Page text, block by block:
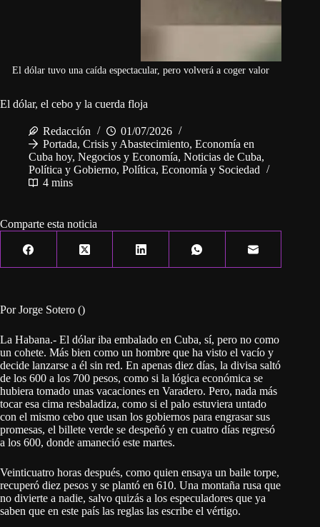
El dólar tuvo una caída espectacular, pero volverá a coger valor
El dólar, el cebo y la cuerda floja
Redacción
01/07/2026
Portada, Crisis y Abastecimiento, Economía en
Cuba hoy, Negocios y Economía, Noticias de Cuba,
Política y Gobierno, Política, Economía y Sociedad
4 mins
Comparte esta noticia
Por Jorge Sotero ()
La Habana.- El dólar iba embalado en Cuba, sí, pero no como
un cohete. Más bien como un hombre que ha visto el vacío y
decide lanzarse a él sin red. En apenas diez días, la divisa saltó
de los 600 a los 700 pesos, como si la lógica económica se
hubiera tomado unas vacaciones en Varadero. Pero, nada más
tocar esa cima resbaladiza, como si el palo estuviera untado
con el mismo cebo que usan los gobiernos para engrasar sus
promesas, el billete verde se despeñó y en cuatro días regresó
a los 600, donde amaneció este martes.
Veinticuatro horas después, como quien ensaya un baile torpe,
recuperó diez pesos y se plantó en 610. Una montaña rusa que
no divierte a nadie, salvo quizás a los especuladores que ya
saben que en este país las reglas las escribe el vértigo.